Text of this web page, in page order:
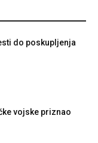
do poskupljenja
vojske priznao